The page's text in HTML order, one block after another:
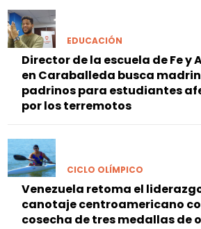
EDUCACIÓN
Director de la escuela de Fe y
en Caraballeda busca
padrinos para estudiantes
por los terremotos
CICLO OLÍMPICO
Venezuela retoma el
canotaje centroamericano
cosecha de tres medallas de